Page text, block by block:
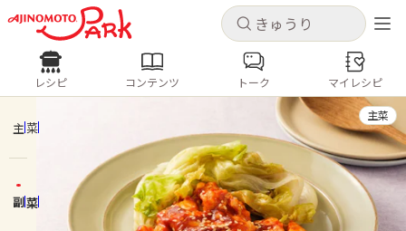
キャンセル
ログインするとレシピを保存できます
新規登録
ホーム
キャンセル
レシピ コンテンツ
人気の食材・レシピ
きゅうり なす トマト
とうもろこし
レシピ コンテンツ トーク マイレシピ
主菜
副菜
主菜